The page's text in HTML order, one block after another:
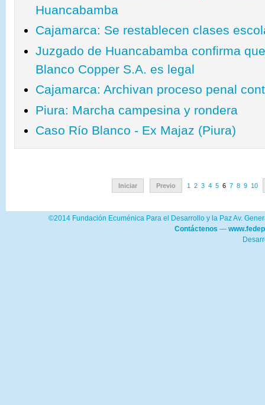
Huancabamba
Cajamarca: Se restablecen clases
Juzgado de Huancabamba confirma
Blanco Copper S.A. es legal
Cajamarca: Archivan proceso penal
Piura: Marcha campesina y rondera
Caso Río Blanco - Ex Majaz (Piura)
Iniciar Previo 1 2 3 4 5 6 7 8 9 10
©2014 Fundación Ecuménica Para el Desarrollo y la Paz Av.
Contáctenos —